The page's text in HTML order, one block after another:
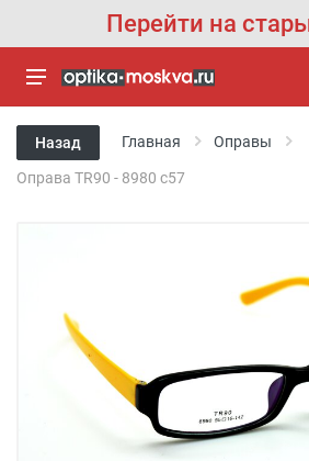
Перейти на
Назад Главная Оправы
Оправа TR90 - 8980 с57